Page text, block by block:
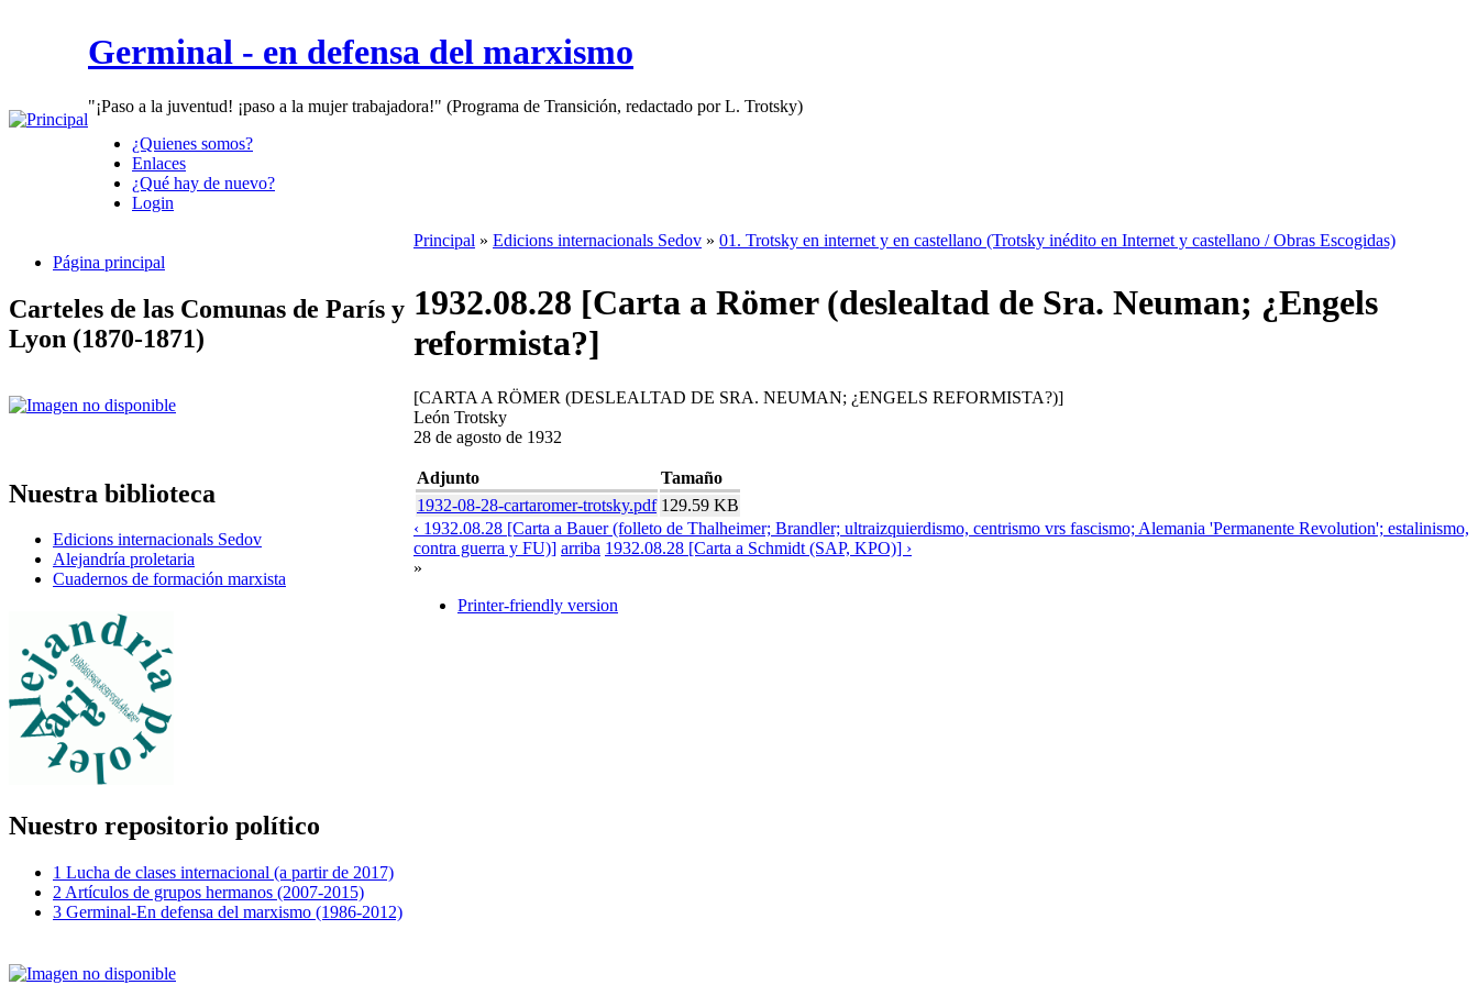
Germinal - en defensa del marxismo
"¡Paso a la juventud! ¡paso a la mujer trabajadora!" (Programa de Transición, redactado por L. Trotsky)
¿Quienes somos?
Enlaces
¿Qué hay de nuevo?
Login
Página principal
Carteles de las Comunas de París y
Lyon (1870-1871)
Nuestra biblioteca
Edicions internacionals Sedov
Alejandría proletaria
Cuadernos de formación marxista
Nuestro repositorio político
1 Lucha de clases internacional (a partir de 2017)
2 Artículos de grupos hermanos (2007-2015)
3 Germinal-En defensa del marxismo (1986-2012)
Principal » Edicions internacionals Sedov » 01. Trotsky en internet y en castellano (Trotsky inédito en Internet y castellano / Obras Escogidas)
1932.08.28 [Carta a Römer (deslealtad de Sra. Neuman; ¿Engels
reformista?]
[CARTA A RÖMER (DESLEALTAD DE SRA. NEUMAN; ¿ENGELS REFORMISTA?)]
León Trotsky
28 de agosto de 1932
Adjunto
Tamaño
1932-08-28-cartaromer-trotsky.pdf 129.59 KB
‹ 1932.08.28 [Carta a Bauer (folleto de Thalheimer; Brandler; ultraizquierdismo, centrismo vrs fascismo; Alemania 'Permanente Revolution'; estalinismo,
contra guerra y FU)] arriba 1932.08.28 [Carta a Schmidt (SAP, KPO)] ›
»
Printer-friendly version